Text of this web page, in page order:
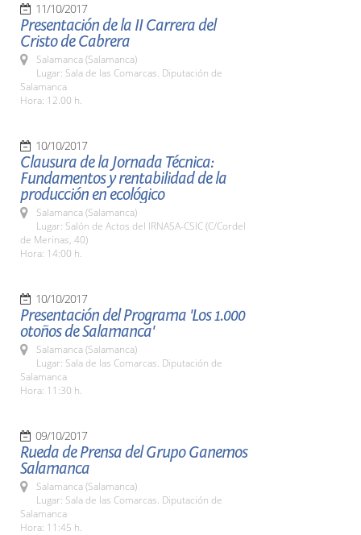
11/10/2017
Presentación de la II Carrera del
Cristo de Cabrera
Salamanca (Salamanca)
Lugar: Sala de las Comarcas. Diputación de
Salamanca
Hora: 12.00 h.
10/10/2017
Clausura de la Jornada Técnica:
Fundamentos y rentabilidad de la
producción en ecológico
Salamanca (Salamanca)
Lugar: Salón de Actos del IRNASA-CSIC (C/Cordel
de Merinas, 40)
Hora: 14:00 h.
10/10/2017
Presentación del Programa 'Los 1.000
otoños de Salamanca'
Salamanca (Salamanca)
Lugar: Sala de las Comarcas. Diputación de
Salamanca
Hora: 11:30 h.
09/10/2017
Rueda de Prensa del Grupo Ganemos
Salamanca
Salamanca (Salamanca)
Lugar: Sala de las Comarcas. Diputación de
Salamanca
Hora: 11:45 h.